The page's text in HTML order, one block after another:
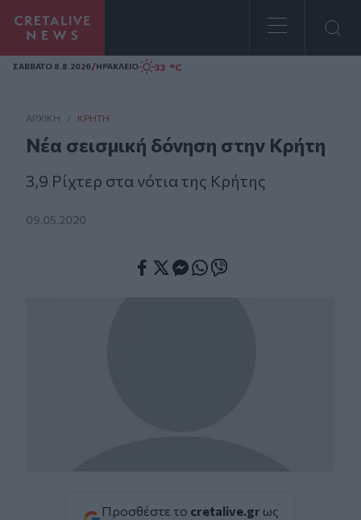
Homepage
ΣAΒΒΑΤΟ 8.8.2026/ΗΡΑΚΛΕΙΟ 33 °C
ΑΡΧΙΚΗ / ΚΡΉΤΗ
Νέα σεισμική δόνηση στην Κρήτη
3,9 Ρίχτερ στα νότια της Κρήτης
09.05.2020
Προσθέστε το cretalive.gr ως